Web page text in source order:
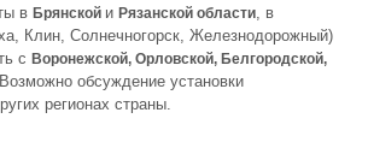
в Брянской и Рязанской области, в
Клин, Солнечногорск, Железнодорожный)
с Воронежской, Орловской, Белгородской,
обсуждение установки
регионах страны.